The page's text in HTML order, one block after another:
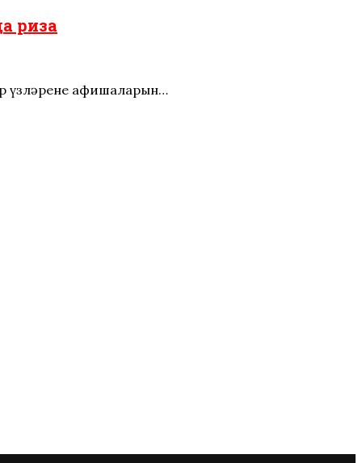
риза
үзләренең афишаларын…